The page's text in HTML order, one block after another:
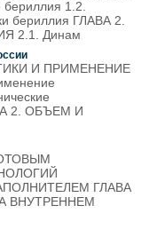
1.2.
бериллия ГЛАВА 2.
2.1. Динам
И ПРИМЕНЕНИЕ
2. ОБЪЕМ И
ГЛАВА
ВНУТРЕННЕМ